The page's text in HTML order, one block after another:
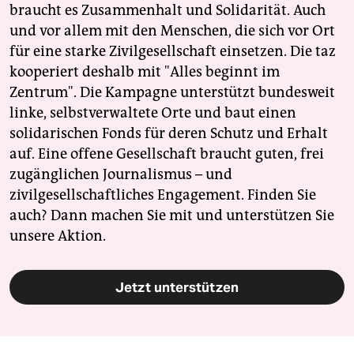
braucht es Zusammenhalt und Solidarität. Auch
und vor allem mit den Menschen, die sich vor Ort
für eine starke Zivilgesellschaft einsetzen. Die taz
kooperiert deshalb mit "Alles beginnt im
Zentrum". Die Kampagne unterstützt bundesweit
linke, selbstverwaltete Orte und baut einen
solidarischen Fonds für deren Schutz und Erhalt
auf. Eine offene Gesellschaft braucht guten, frei
zugänglichen Journalismus – und
zivilgesellschaftliches Engagement. Finden Sie
auch? Dann machen Sie mit und unterstützen Sie
unsere Aktion.
Jetzt unterstützen